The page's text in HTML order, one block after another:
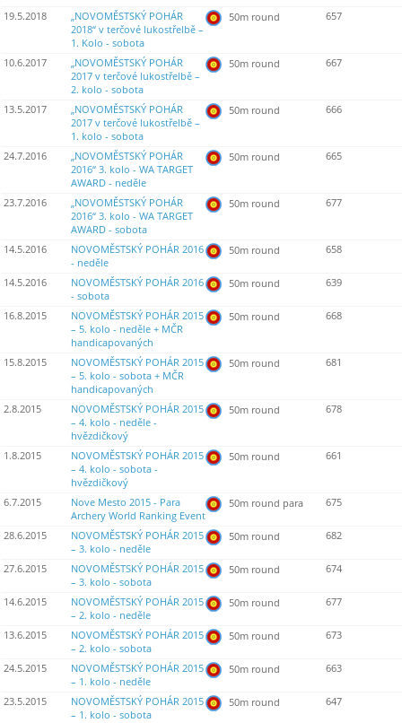
19.5.2018
„NOVOMĚSTSKÝ POHÁR
2018“ v terčové lukostřelbě –
1. Kolo - sobota
50m round 657
10.6.2017
„NOVOMĚSTSKÝ POHÁR
2017 v terčové lukostřelbě –
2. kolo - sobota
50m round 667
13.5.2017
„NOVOMĚSTSKÝ POHÁR
2017 v terčové lukostřelbě –
1. kolo - sobota
50m round 666
24.7.2016
„NOVOMĚSTSKÝ POHÁR
2016“ 3. kolo - WA TARGET
AWARD - neděle
50m round 665
23.7.2016
„NOVOMĚSTSKÝ POHÁR
2016“ 3. kolo - WA TARGET
AWARD - sobota
50m round 677
14.5.2016
NOVOMĚSTSKÝ POHÁR 2016
- neděle
50m round 658
14.5.2016
NOVOMĚSTSKÝ POHÁR 2016
- sobota
50m round 639
16.8.2015
NOVOMĚSTSKÝ POHÁR 2015
– 5. kolo - neděle + MČR
handicapovaných
50m round 668
15.8.2015
NOVOMĚSTSKÝ POHÁR 2015
– 5. kolo - sobota + MČR
handicapovaných
50m round 681
2.8.2015
NOVOMĚSTSKÝ POHÁR 2015
– 4. kolo - neděle -
hvězdičkový
50m round 678
1.8.2015
NOVOMĚSTSKÝ POHÁR 2015
– 4. kolo - sobota -
hvězdičkový
50m round 661
6.7.2015
Nove Mesto 2015 - Para
Archery World Ranking Event
50m round para 675
28.6.2015
NOVOMĚSTSKÝ POHÁR 2015
– 3. kolo - neděle
50m round 682
27.6.2015
NOVOMĚSTSKÝ POHÁR 2015
– 3. kolo - sobota
50m round 674
14.6.2015
NOVOMĚSTSKÝ POHÁR 2015
– 2. kolo - neděle
50m round 677
13.6.2015
NOVOMĚSTSKÝ POHÁR 2015
– 2. kolo - sobota
50m round 673
24.5.2015
NOVOMĚSTSKÝ POHÁR 2015
– 1. kolo - neděle
50m round 663
23.5.2015
NOVOMĚSTSKÝ POHÁR 2015
– 1. kolo - sobota
50m round 647